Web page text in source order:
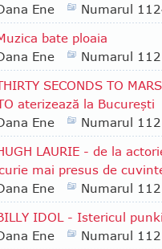
Ene
Numarul
bate ploaia
Ene
Numarul
SECONDS TO
aterizează la Bucureşti
Ene
Numarul
LAURIE - de la
mai presus de
Ene
Numarul
IDOL - Istericul
Ene
Numarul